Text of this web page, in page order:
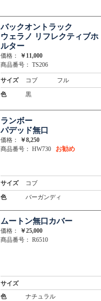
バックオントラック
ウェラノ リフレクティブホ
ルター
価格：
￥11,000
商品番号： TS206
サイズ コブ
フル
色
黒
ランボー
パデッド無口
価格：
￥8,250
商品番号： HW730 お勧め
サイズ
コブ
色
バーガンディ
ムートン無口カバー
価格：
￥25,000
商品番号： R6510
サイズ
色
ナチュラル